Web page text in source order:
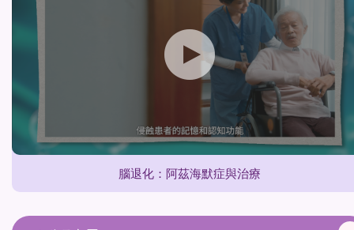
腦退化：阿茲海默症與治療